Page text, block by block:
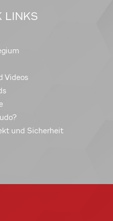
LINKS
Videos
und Sicherheit